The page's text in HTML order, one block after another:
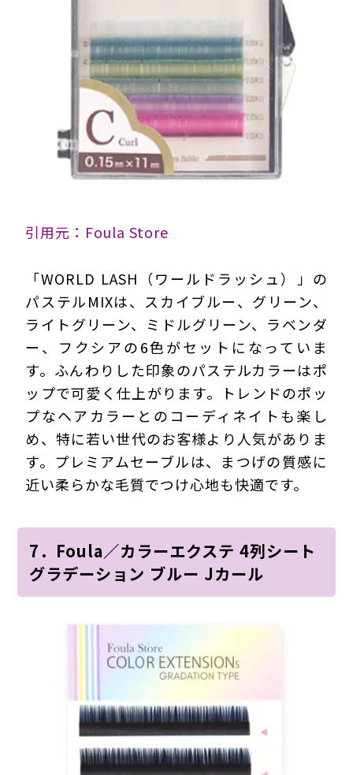
引用元：Foula Store
「WORLD LASH（ワールドラッシュ）」の
パステルMIXは、スカイブルー、グリーン、
ライトグリーン、ミドルグリーン、ラベンダ
ー、フクシアの6色がセットになっていま
す。ふんわりした印象のパステルカラーはポ
ップで可愛く仕上がります。トレンドのポッ
プなヘアカラーとのコーディネイトも楽し
め、特に若い世代のお客様より人気がありま
す。プレミアムセーブルは、まつげの質感に
近い柔らかな毛質でつけ心地も快適です。
7．Foula／カラーエクステ 4列シート
グラデーション ブルー Jカール